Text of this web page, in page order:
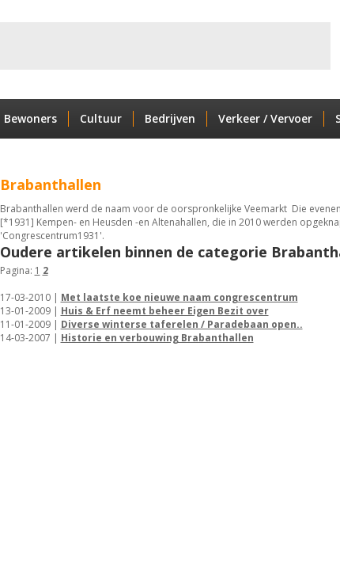
Bewoners Cultuur Bedrijven Verkeer / Vervoer
Brabanthallen
Brabanthallen werd de naam voor de oorspronkelijke Veemarkt Die
[*1931] Kempen- en Heusden -en Altenahallen, die in 2010 werden
'Congrescentrum1931'.
Oudere artikelen binnen de categorie
Pagina: 1 2
17-03-2010 | Met laatste koe nieuwe naam congrescentrum
13-01-2009 | Huis & Erf neemt beheer Eigen Bezit over
11-01-2009 | Diverse winterse taferelen / Paradebaan open..
14-03-2007 | Historie en verbouwing Brabanthallen